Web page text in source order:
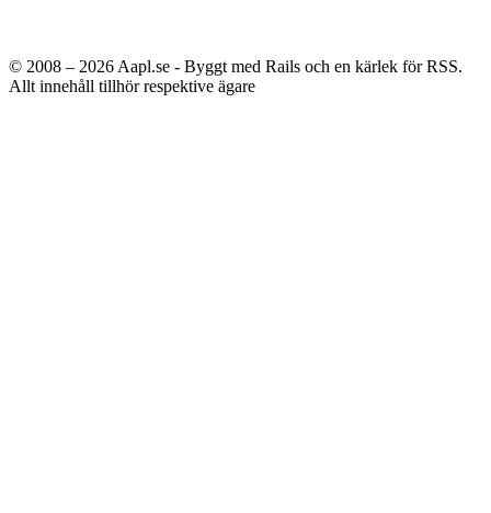
© 2008 – 2026 Aapl.se - Byggt med Rails och en kärlek för RSS.
Allt innehåll tillhör respektive ägare